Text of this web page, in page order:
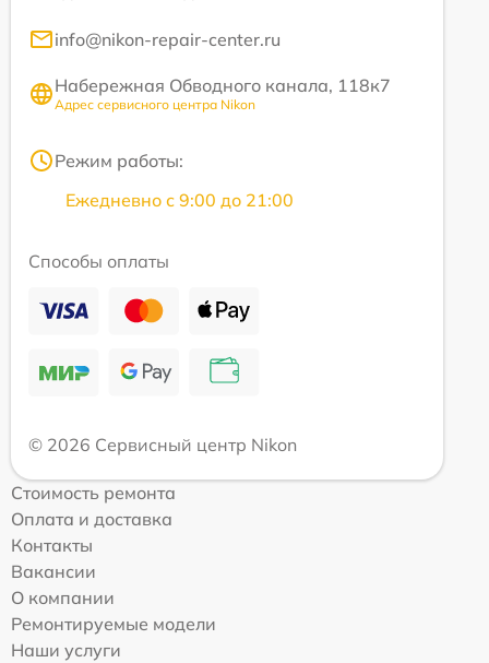
info@nikon-repair-center.ru
Набережная Обводного канала, 118к7
Адрес сервисного центра Nikon
Режим работы:
Ежедневно с 9:00 до 21:00
Способы оплаты
© 2026 Сервисный центр Nikon
Стоимость ремонта
Оплата и доставка
Контакты
Вакансии
О компании
Ремонтируемые модели
Наши услуги